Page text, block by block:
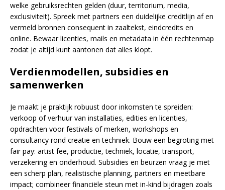
welke gebruiksrechten gelden (duur, territorium, media,
exclusiviteit). Spreek met partners een duidelijke creditlijn af en
vermeld bronnen consequent in zaaltekst, eindcredits en
online. Bewaar licenties, mails en metadata in één rechtenmap
zodat je altijd kunt aantonen dat alles klopt.
Verdienmodellen, subsidies en
samenwerken
Je maakt je praktijk robuust door inkomsten te spreiden:
verkoop of verhuur van installaties, edities en licenties,
opdrachten voor festivals of merken, workshops en
consultancy rond creatie en techniek. Bouw een begroting met
fair pay: artist fee, productie, techniek, locatie, transport,
verzekering en onderhoud. Subsidies en beurzen vraag je met
een scherp plan, realistische planning, partners en meetbare
impact; combineer financiële steun met in-kind bijdragen zoals